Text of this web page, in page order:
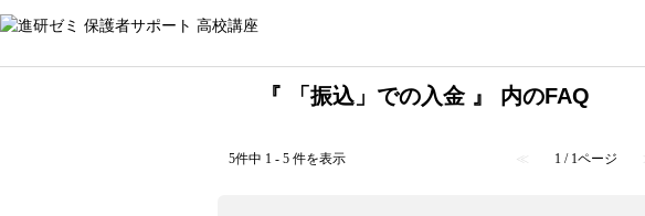
『 「振込」での入金 』 内のFAQ
5件中 1 - 5 件を表示 ≪ 1 / 1ページ